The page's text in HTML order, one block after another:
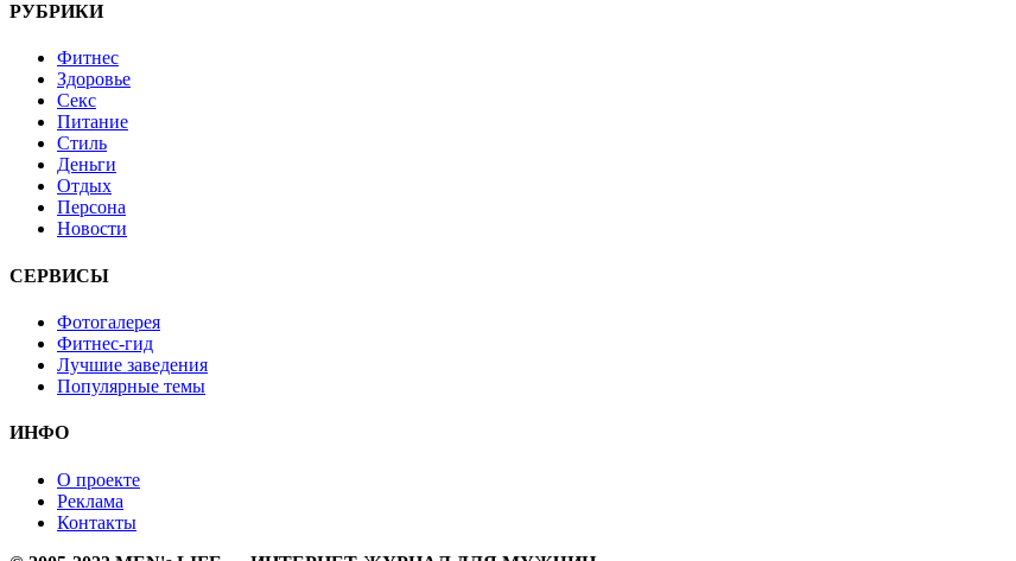
РУБРИКИ
Фитнес
Здоровье
Секс
Питание
Стиль
Деньги
Отдых
Персона
Новости
СЕРВИСЫ
Фотогалерея
Фитнес-гид
Лучшие заведения
Популярные темы
ИНФО
О проекте
Реклама
Контакты